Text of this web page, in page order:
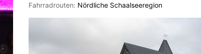
Fahrradrouten: Nördliche Schaalseeregion